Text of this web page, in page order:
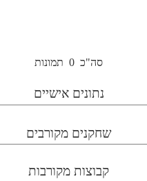
סה"כ 0 תמונות
נתונים אישיים
שחקנים מקורבים
קבוצות מקורבות